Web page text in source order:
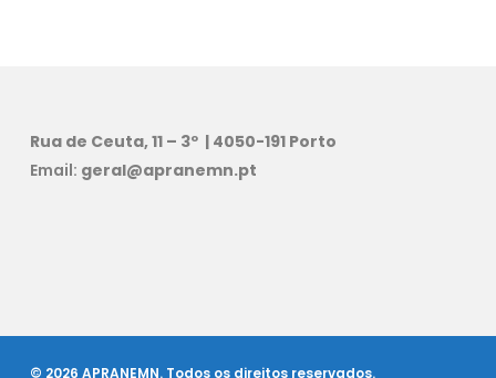
Rua de Ceuta, 11 – 3º | 4050-191 Porto
Email: geral@apranemn.pt
© 2026 APRANEMN. Todos os direitos reservados.